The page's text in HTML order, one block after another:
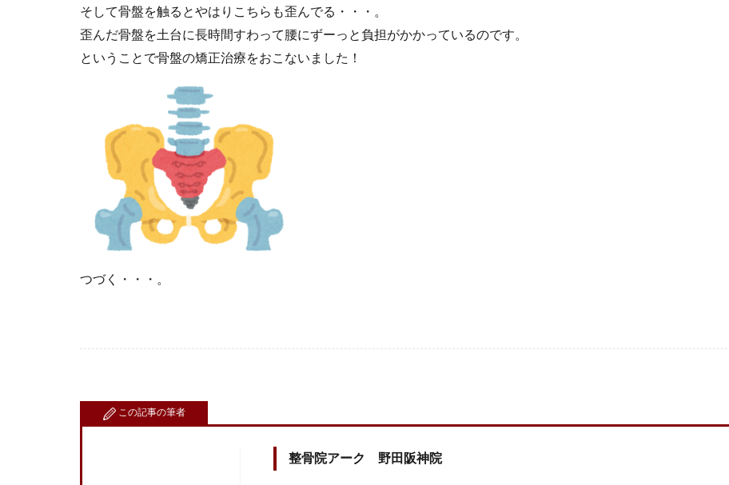
そして骨盤を触るとやはりこちらも歪んでる・・・。
歪んだ骨盤を土台に長時間すわって腰にずーっと負担がかかっているのです。
ということで骨盤の矯正治療をおこないました！
つづく・・・。
この記事の筆者
整骨院アーク 野田阪神院